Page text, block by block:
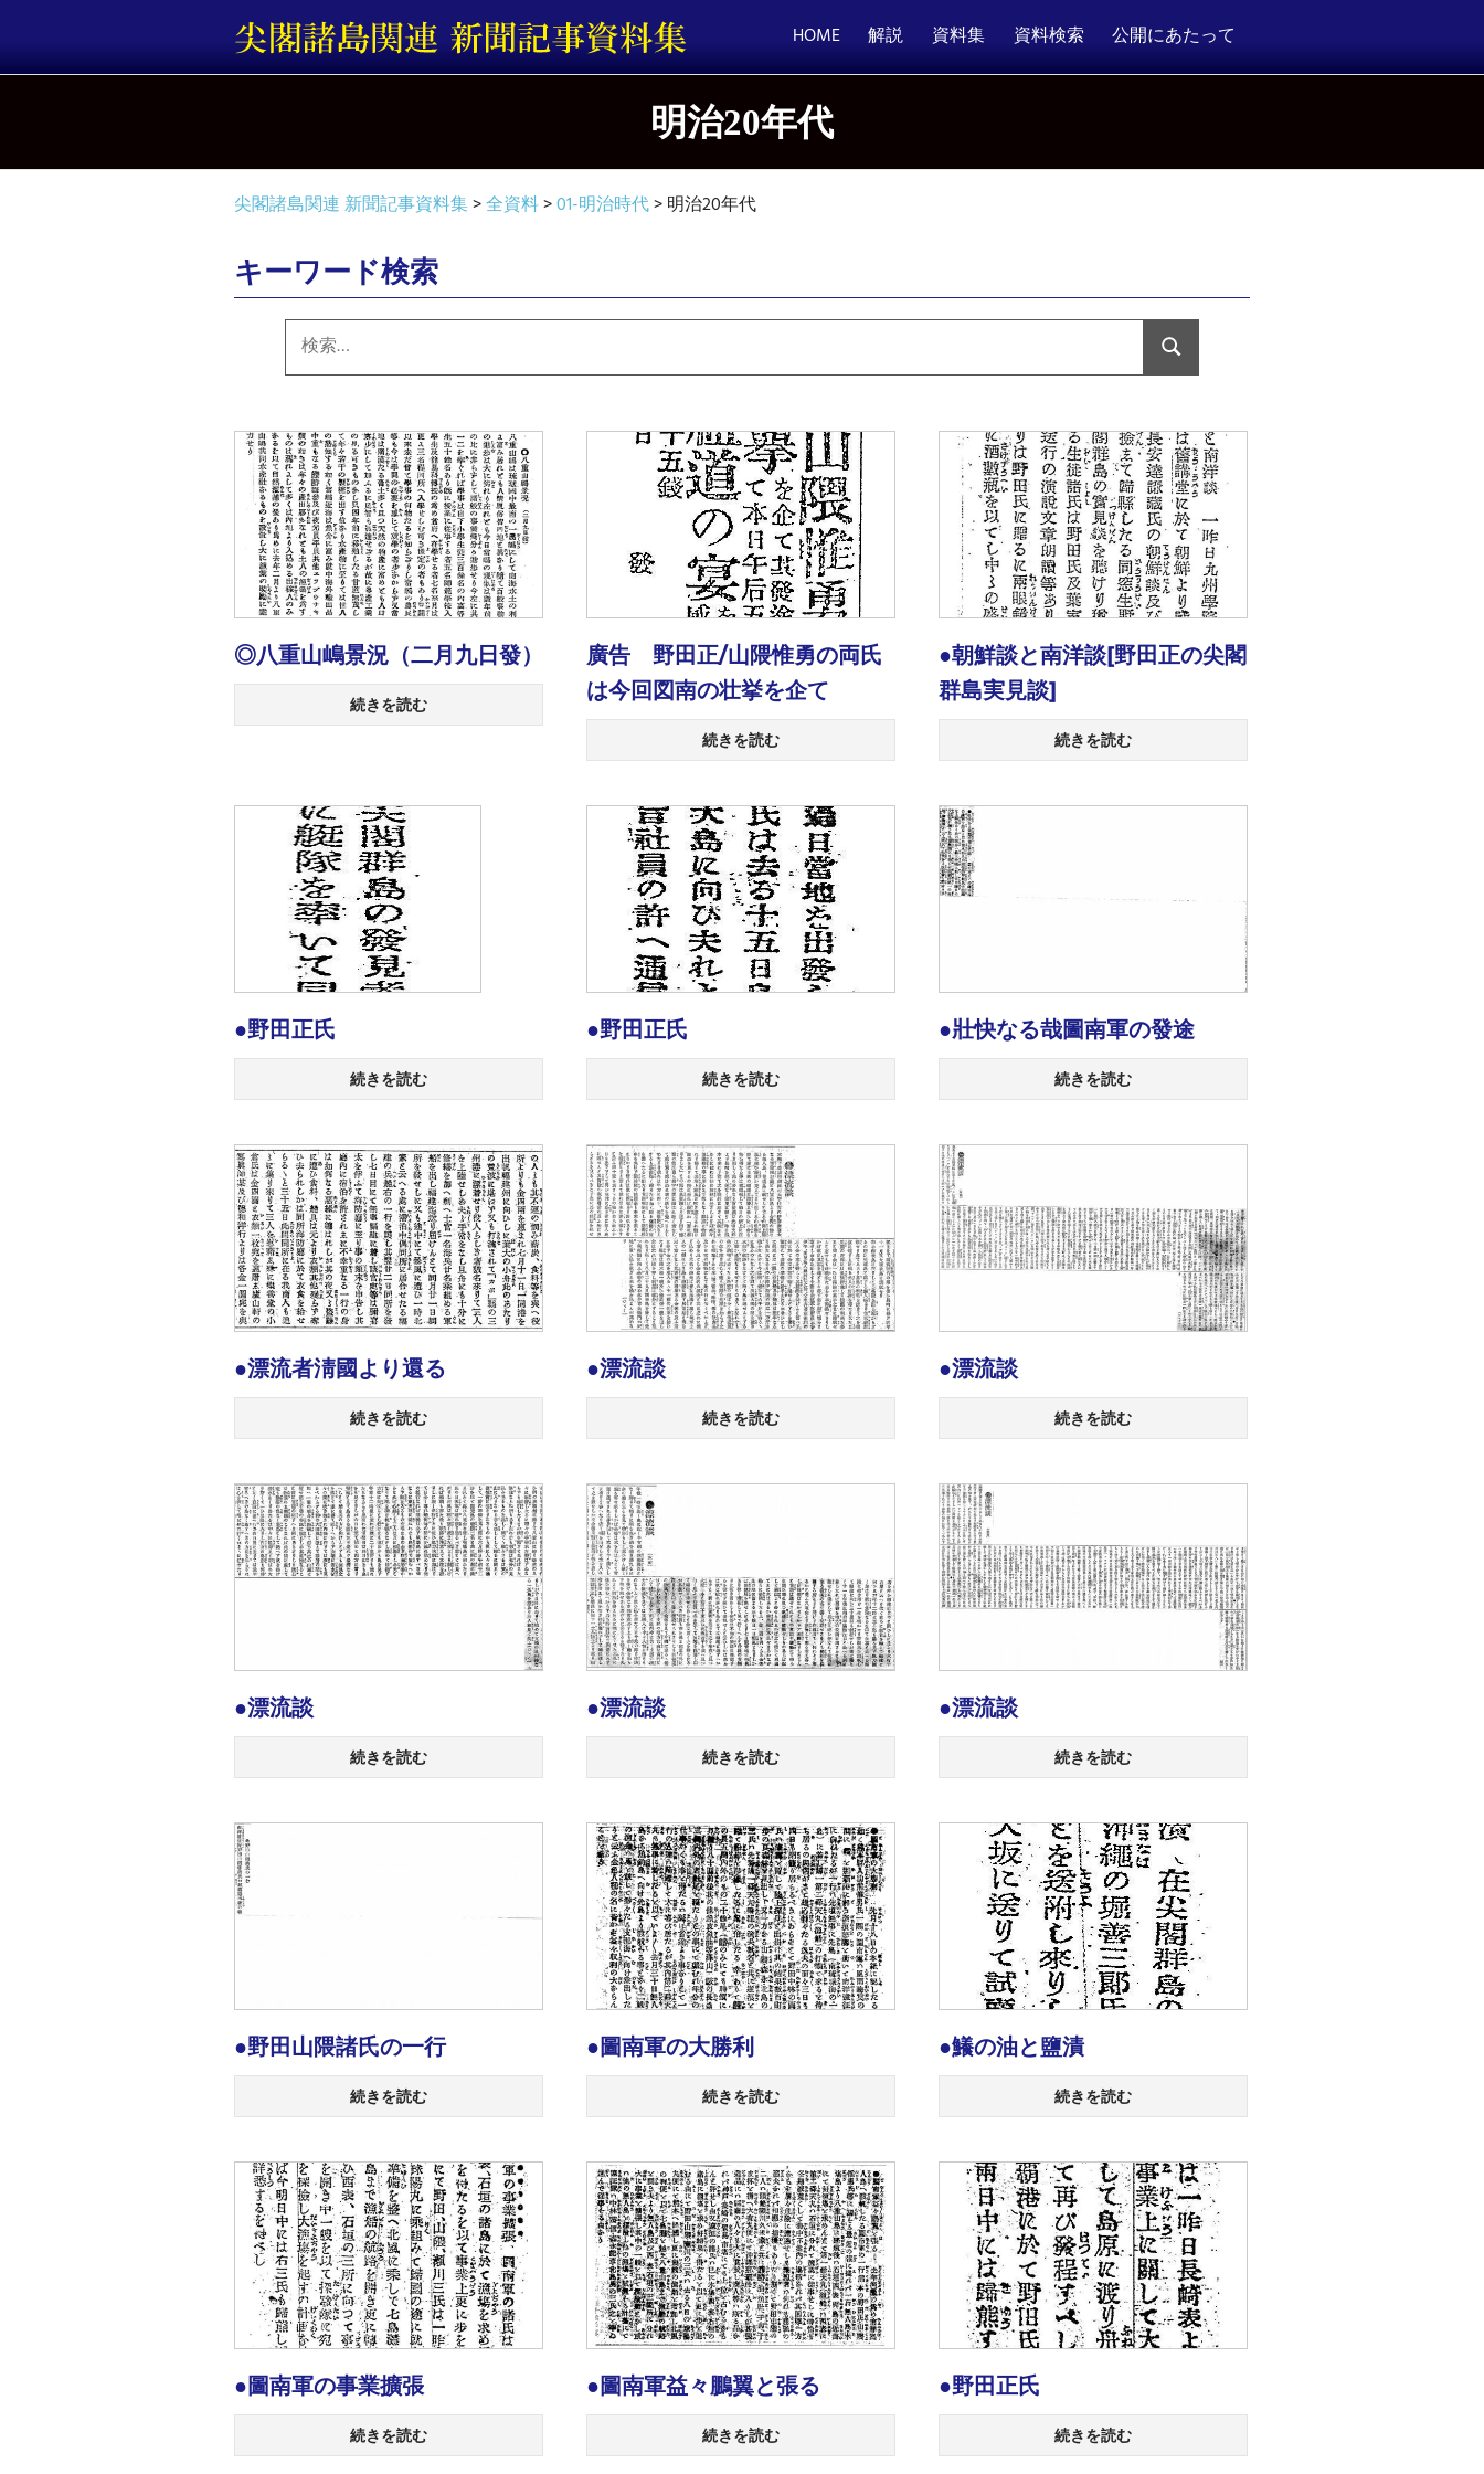
テ
ス
HOME 解説 資料集 資料検索 公開にあたって
明治20年代
尖閣諸島関連 新聞記事資料集>全資料>01-明治時代>明治20年代
キーワード検索
索:
検
索
◎八重山嶋景況（二月九日發）
続きを読む
廣告 野田正/山隈惟勇の両氏
は今回図南の壮挙を企て
続きを読む
●朝鮮談と南洋談[野田正の尖閣
群島実見談]
続きを読む
●野田正氏
続きを読む
●野田正氏
続きを読む
●壯快なる哉圖南軍の發途
続きを読む
●漂流者淸國より還る
続きを読む
●漂流談
続きを読む
●漂流談
続きを読む
●漂流談
続きを読む
●漂流談
続きを読む
●漂流談
続きを読む
●野田山隈諸氏の一行
続きを読む
●圖南軍の大勝利
続きを読む
●鱶の油と鹽漬
続きを読む
●圖南軍の事業擴張
続きを読む
●圖南軍益々鵬翼と張る
続きを読む
●野田正氏
続きを読む